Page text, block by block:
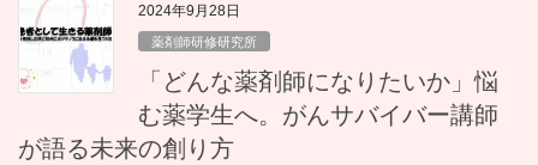
2024年9月28日
薬剤師研修研究所
「どんな薬剤師になりたいか」悩
む薬学生へ。がんサバイバー講師
が語る未来の創り方